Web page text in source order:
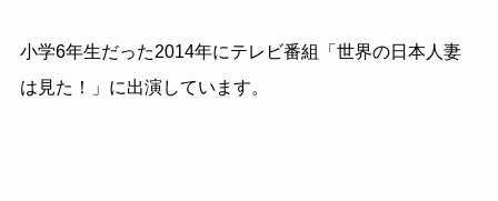
小学6年生だった2014年にテレビ番組「世界の日本人妻
は見た！」に出演しています。